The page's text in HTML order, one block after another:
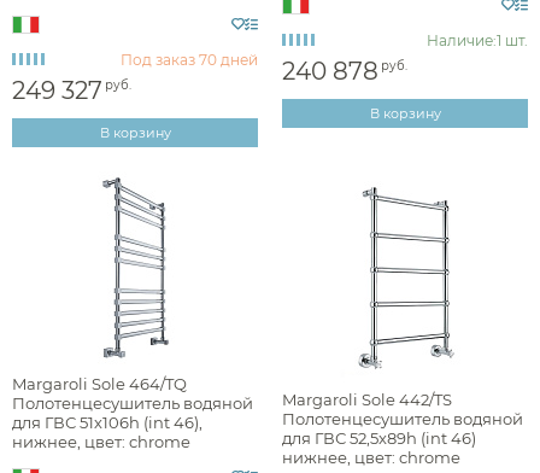
Цвет
хром
белый
черный
никель
золото
латунь
бронза
Фактура
Под заказ 70 дней
249 327 руб.
В корзину
Наличие:1 шт.
240 878 руб.
В корзину
Margaroli Sole 464/TQ
Полотенцесушитель водяной
для ГВС 51х106h (int 46),
нижнее, цвет: chrome
Margaroli Sole 442/TS
Полотенцесушитель водяной
для ГВС 52,5x89h (int 46)
нижнее, цвет: chrome